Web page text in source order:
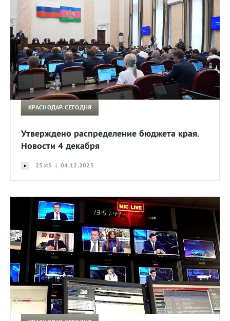
КРАСНОДАР. СЕГОДНЯ
Утверждено распределение бюджета края.
Новости 4 декабря
25:45 | 04.12.2025